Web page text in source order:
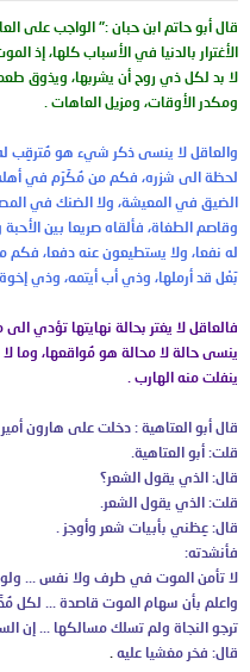
و
ع
ء
قال أبو حاتم ابن حبان :" الواجب على
الأغترار بالدنيا في الأسباب كلها، إذ
لا بد لكل ذي روح أن يشربها، ويذوق
ومكدر الأوقات، ومزيل العاهات .
والعاقل لا ينسى ذكر شيء هو مُترقِب
لحظة الى شزره، فكم من مُكَرّم في
الضيق في المعيشة، ولا الضنك في
وقاصم الطغاة، فألقاه صريعا بين الأحبة
له نفعا، ولا يستطيعون عنه دفعا، فكم
بَعْل قد أرملها، وذي أب أيتمه، وذي إخوة
فالعاقل لا يغتر بحالة نهايتها تؤدي
ينسى حالة لا محالة هو مُواقعها، وما
ينفلت منه الهارب .
قال أبو العتاهية : دخلت على هارون
قلت: أبو العتاهية.
قال: الذي يقول الشعر؟
قلت: الذي يقول الشعر.
قال: عِظني بأبيات شعر وأوجز .
فأنشدته:
لا تأمن الموت في طرف ولا نفس ...
واعلم بأن سهام الموت قاصدة ... لكل
ترجو النجاة ولم تسلك مسالكها ... إن
قال: فخر مغشيا عليه